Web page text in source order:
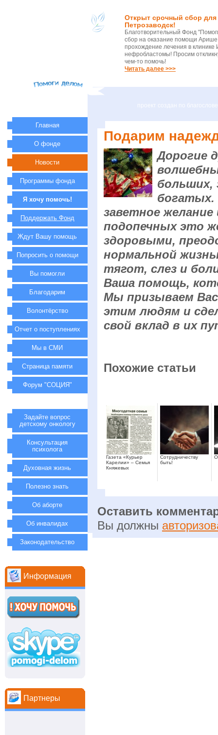
Открыт срочный сбор
Петрозаводск!
Благотворительный Фонд
сбор на оказание помощи Арише
прохождение лечения в клинике
нефробластомы! Просим
чем-то помочь!
Читать далее >>>
проект создан по
Подарим
Дорогие
больших,
богатых.
заветное
подопечных это
здоровыми,
нормальной
тягот, слез и
Ваша помощь,
Мы призываем
этим людям и
свой вклад в их
Похожие статьи
Газета «Курьер
Карелии» – Семья
Княжевых
Сотрудничеству
быть!
Оставить
Вы должны
Главная
О фонде
Новости
Программы фонда
Я хочу помочь!
Поддержать Фонд
Ждут Вашу помощь
Попросить о помощи
Вы помогли
Благодарим
Волонтёрство
Отчет о поступлениях
Мы в СМИ
Страница памяти
Форум "СОЦИЯ"
Задайте вопрос
детскому онкологу
Консультация
психолога
Духовная жизнь
Полезно знать
Об аборте
Об инвалидах
Законодательство
Информация
Партнеры